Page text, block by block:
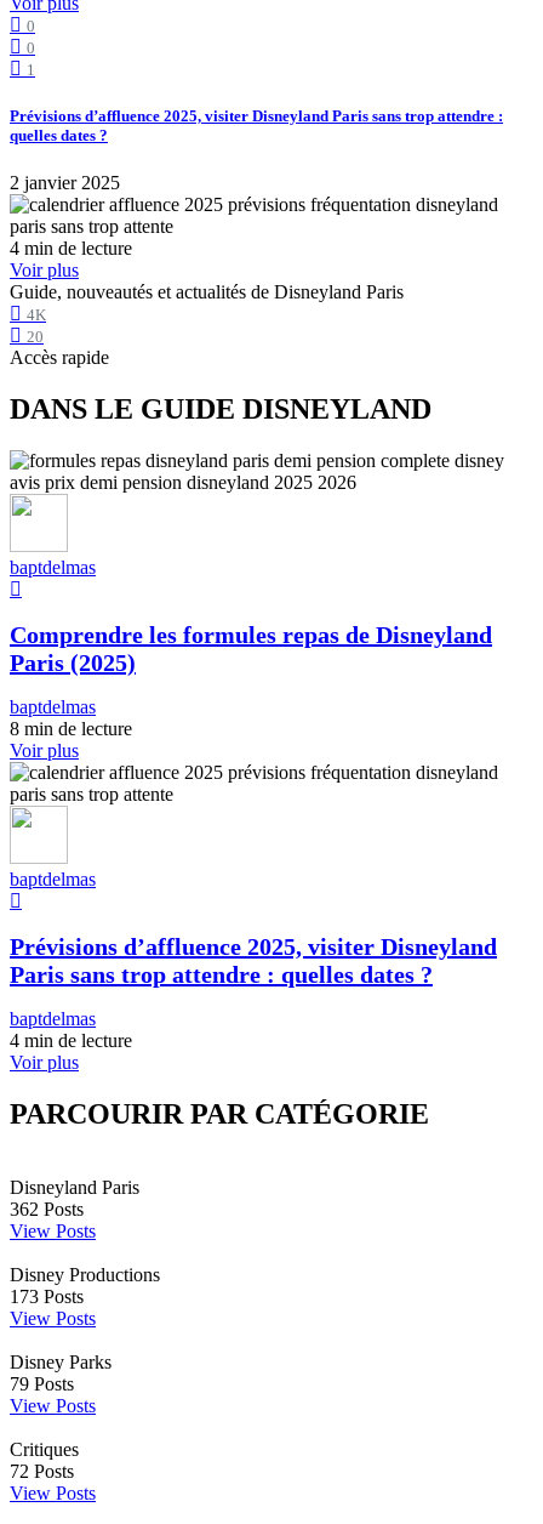
0
0
1
Prévisions d’affluence 2025, visiter Disneyland Paris sans trop attendre :
quelles dates ?
2 janvier 2025
4 min de lecture
Voir plus
Guide, nouveautés et actualités de Disneyland Paris
4K
20
Accès rapide
DANS LE GUIDE DISNEYLAND
baptdelmas
Comprendre les formules repas de Disneyland
Paris (2025)
baptdelmas
8 min de lecture
Voir plus
baptdelmas
Prévisions d’affluence 2025, visiter Disneyland
Paris sans trop attendre : quelles dates ?
baptdelmas
4 min de lecture
Voir plus
PARCOURIR PAR CATÉGORIE
Disneyland Paris
362 Posts
View Posts
Disney Productions
173 Posts
View Posts
Disney Parks
79 Posts
View Posts
Critiques
72 Posts
View Posts